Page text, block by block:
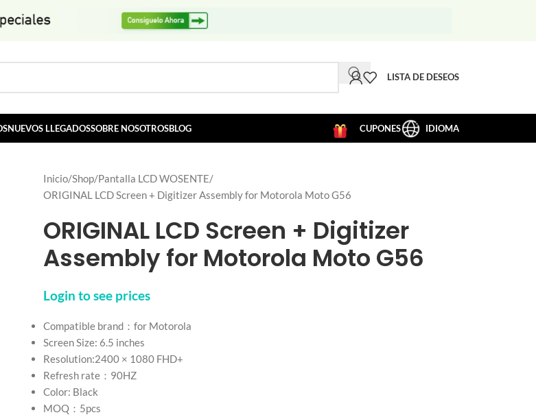
LISTA DE DESEOS
NUEVOS LLEGADOSSOBRE NOSOTROSBLOG CUPONES IDIOMA
Inicio Shop Pantalla LCD WOSENTE
ORIGINAL LCD Screen + Digitizer Assembly for Motorola Moto G56
ORIGINAL LCD Screen + Digitizer
Assembly for Motorola Moto G56
Login to see prices
Compatible brand：for Motorola
Screen Size: 6.5 inches
Resolution:2400 × 1080 FHD+
Refresh rate：90HZ
Color: Black
MOQ：5pcs